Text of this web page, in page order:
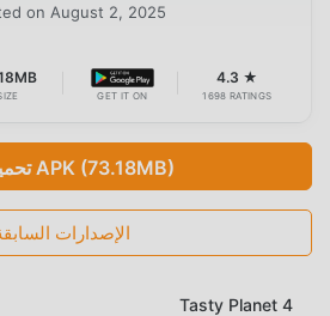
on August 2, 2025
GET IT ON
4.3 ★
1698 RATINGS
تحميل APK (73.18MB)
الإصدارات
Tasty Planet 4